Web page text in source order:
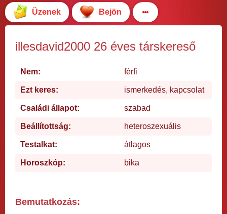
Üzenek Bejön
illesdavid2000 26 éves társkereső
Nem: férfi
Ezt keres: ismerkedés, kapcsolat
Családi állapot: szabad
Beállítottság: heteroszexuális
Testalkat: átlagos
Horoszkóp: bika
Bemutatkozás: